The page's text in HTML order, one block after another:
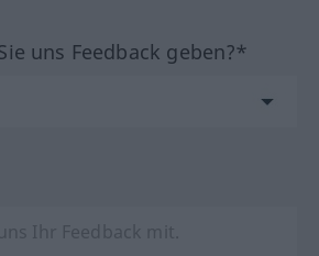
uns Feedback geben?*